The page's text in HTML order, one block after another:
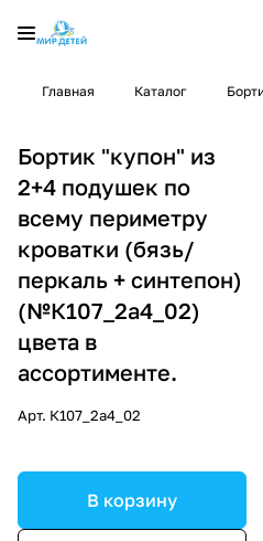
Главная Каталог
Бортик "купон" из
2+4 подушек по
всему периметру
кроватки (бязь/
перкаль + синтепон)
(№К107_2а4_02)
цвета в
ассортименте.
Арт. К107_2а4_02
В корзину